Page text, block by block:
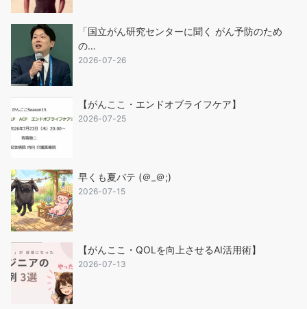
「国立がん研究センターに聞く がん予防のため
の…
2026-07-26
【がんここ・エンドオブライフケア】
2026-07-25
早くも夏バテ (＠_＠;)
2026-07-15
【がんここ・QOLを向上させるAI活用術】
2026-07-13